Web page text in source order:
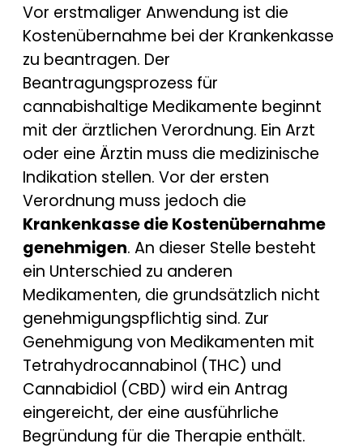
Vor erstmaliger Anwendung ist die
Kostenübernahme bei der Krankenkasse
zu beantragen. Der
Beantragungsprozess für
cannabishaltige Medikamente beginnt
mit der ärztlichen Verordnung. Ein Arzt
oder eine Ärztin muss die medizinische
Indikation stellen. Vor der ersten
Verordnung muss jedoch die
Krankenkasse die Kostenübernahme
genehmigen. An dieser Stelle besteht
ein Unterschied zu anderen
Medikamenten, die grundsätzlich nicht
genehmigungspflichtig sind. Zur
Genehmigung von Medikamenten mit
Tetrahydrocannabinol (THC) und
Cannabidiol (CBD) wird ein Antrag
eingereicht, der eine ausführliche
Begründung für die Therapie enthält.